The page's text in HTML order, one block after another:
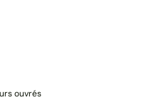
ouvrés